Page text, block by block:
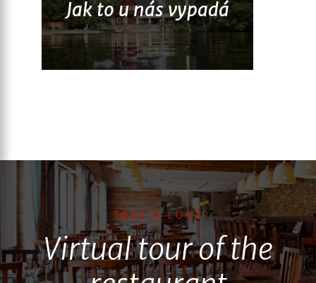
Jak to u nás vypadá
TAKE A LOOK
Virtual tour of the